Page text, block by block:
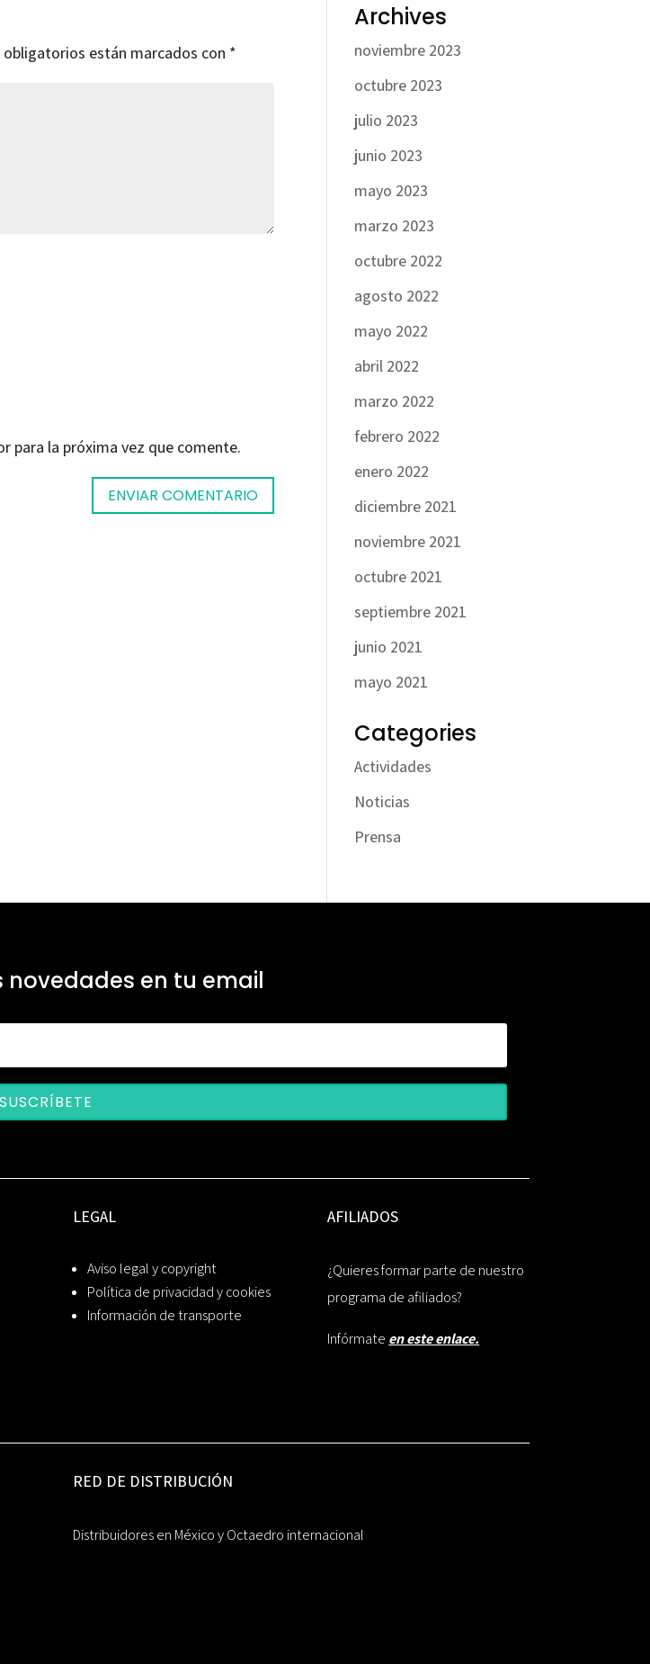
obligatorios están marcados con *
para la próxima vez que comente.
Archives
noviembre 2023
octubre 2023
julio 2023
junio 2023
mayo 2023
marzo 2023
octubre 2022
agosto 2022
mayo 2022
abril 2022
marzo 2022
febrero 2022
enero 2022
diciembre 2021
noviembre 2021
octubre 2021
septiembre 2021
junio 2021
mayo 2021
Categories
Actividades
Noticias
Prensa
novedades en tu email
SUSCRÍBETE
LEGAL
Aviso legal y copyright
Política de privacidad y cookies
Información de transporte
AFILIADOS
¿Quieres formar parte de nuestro
programa de afiliados?
Infórmate en este enlace.
RED DE DISTRIBUCIÓN
Distribuidores en México y Octaedro internacional